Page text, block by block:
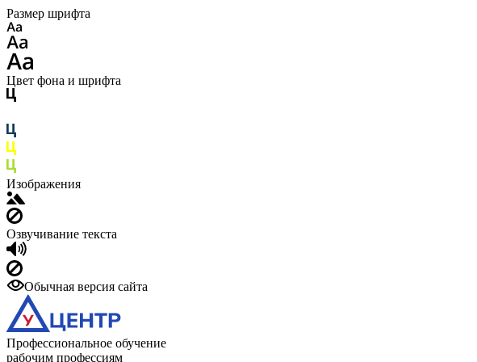
Размер шрифта
Цвет фона и шрифта
Изображения
Озвучивание текста
Обычная версия сайта
Профессиональное обучение
рабочим профессиям